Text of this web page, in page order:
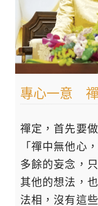
專心一意 禪
禪定，首先要
「禪中無他心
多餘的妄念，
其他的想法，
法相，沒有這